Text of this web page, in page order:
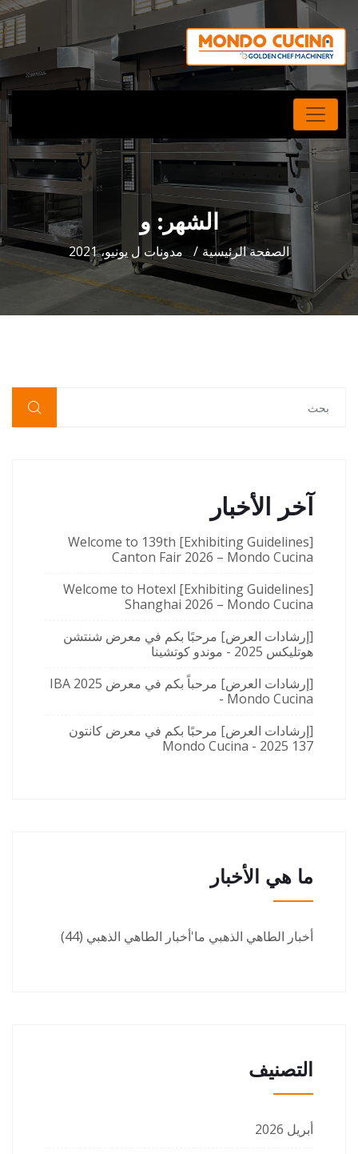
الشهر: و
الصفحة الرئيسية مدونات ل يونيو، 2021
آخر الأخبار
[Exhibiting Guidelines] Welcome to 139th
Canton Fair 2026 – Mondo Cucina
[Exhibiting Guidelines] Welcome to Hotexl
Shanghai 2026 – Mondo Cucina
[إرشادات العرض] مرحبًا بكم في معرض شنتشن
هوتليكس 2025 - موندو كوتشينا
[إرشادات العرض] مرحباً بكم في معرض IBA 2025
- Mondo Cucina
[إرشادات العرض] مرحبًا بكم في معرض كانتون
137 2025 - Mondo Cucina
ما هي الأخبار
أخبار الطاهي الذهبي ما'أخبار الطاهي الذهبي (44)
التصنيف
أبريل 2026